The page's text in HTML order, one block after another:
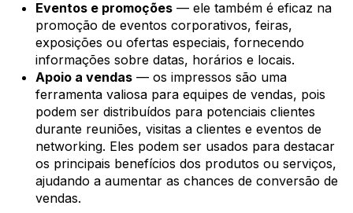
Eventos e promoções — ele também é eficaz na
promoção de eventos corporativos, feiras,
exposições ou ofertas especiais, fornecendo
informações sobre datas, horários e locais.
Apoio a vendas — os impressos são uma
ferramenta valiosa para equipes de vendas, pois
podem ser distribuídos para potenciais clientes
durante reuniões, visitas a clientes e eventos de
networking. Eles podem ser usados para destacar
os principais benefícios dos produtos ou serviços,
ajudando a aumentar as chances de conversão de
vendas.